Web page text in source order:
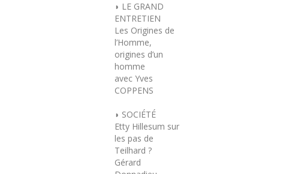
◗ LE GRAND
ENTRETIEN
Les Origines de
l’Homme,
origines d’un
homme
avec Yves
COPPENS
◗ SOCIÉTÉ
Etty Hillesum sur
les pas de
Teilhard ?
Gérard